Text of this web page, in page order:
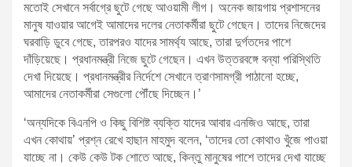
মতোই সেখানে সর্বাগ্রে ছুটে গেছে আওয়ামী লীগ। অনেক জায়গায় প্রশাসনের
মানুষ যাওয়ার আগেই আমাদের দলের নেতাকর্মীরা ছুটে গেছেন। তাদের নিজেদের
ঘরবাড়ি ডুবে গেছে, তারপরও যাদের সামর্থ্য আছে, তারা দুর্গতদের পাশে
দাঁড়িয়েছে। প্রধানমন্ত্রী নিজে ছুটে গেছেন। এখন উত্তরবঙ্গে বন্যা পরিস্থিতি
দেখা দিয়েছে। প্রধানমন্ত্রীর নির্দেশে সেখানে ত্রাণসামগ্রী পাঠানো হচ্ছে,
আমাদের নেতাকর্মীরা সেগুলো পৌঁছে দিচ্ছেন।’
‘অন্যদিকে বিএনপি ও কিছু বিশিষ্ট ব্যক্তি যাদের আবার এনজিও আছে, তারা
এখন কোথায়’ প্রশ্ন রেখে হাছান মাহমুদ বলেন, ‘তাদের তো কোথাও খুঁজে পাওয়া
যাচ্ছে না। কেউ কেউ টক শোতে আছে, কিন্তু মানুষের পাশে তাদের দেখা যাচ্ছে